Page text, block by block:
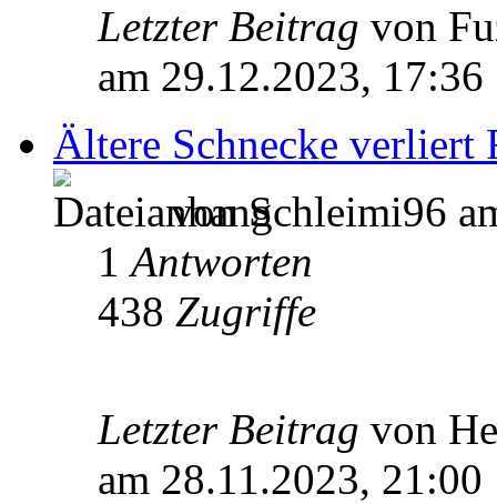
Letzter Beitrag von
am 29.12.2023, 17:36
Ältere Schnecke verliert
von Schleimi96
1Antworten
438 Zugriffe
Letzter Beitrag von
am 28.11.2023, 21:00